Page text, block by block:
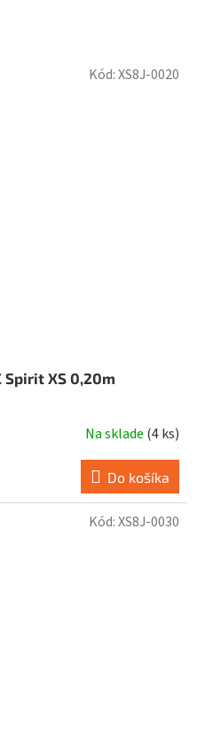
Spirit XS 0,20m
Na sklade (4 ks)
Do košíka
Kód:XS8J-0020
Kód:XS8J-0030